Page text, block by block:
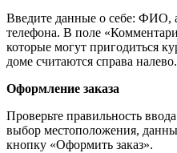
Введите данные о себе: ФИО,
телефона. В поле
которые могут пригодиться
доме считаются справа налево.
Оформление заказа
Проверьте правильность
выбор местоположения,
кнопку «Оформить заказ».